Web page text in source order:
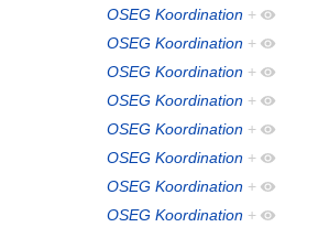
OSEG Koordination +
OSEG Koordination +
OSEG Koordination +
OSEG Koordination +
OSEG Koordination +
OSEG Koordination +
OSEG Koordination +
OSEG Koordination +